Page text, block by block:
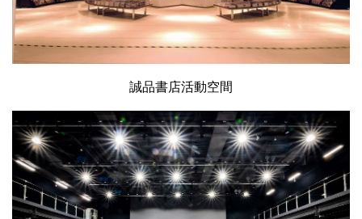
誠品書店活動空間